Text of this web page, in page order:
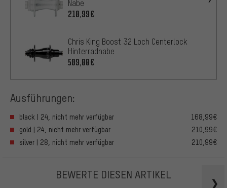
Nabe
210,99€
Chris King Boost 32 Loch Centerlock
Hinterradnabe
509,00€
Ausführungen:
black | 24, nicht mehr verfügbar
168,99€
gold | 24, nicht mehr verfügbar
210,99€
silver | 28, nicht mehr verfügbar
210,99€
BEWERTE DIESEN ARTIKEL